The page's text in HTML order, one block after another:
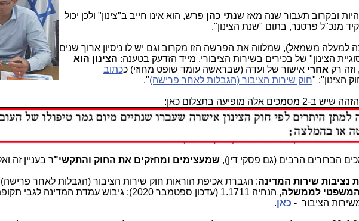
ובקרוב תעבור שנה מאז שנתי כהן פרש, הוא אינו חייב ב"צינון" ולכן יכול
מנכ"ל פרטנר, בתום "שנת הצינון".
למעלה משמאל), שמלווה את הפרשה הזו מקרוב וגם יש לו ניסיון ארוך שנים
הצינון" של בכירים בשירות הציבורי, מייד הזדעק בטענה: הצינון הוא
, וזה רק אחריאישור של ועדה (שבראשה עומד שופט מחוזי) ככתוב
הצינון": "חוק שירות הציבור (הגבלות לאחר פרישה)".
אלה מופיעה בתצלום כאן:
הברורים הרבים (גם פסקי דין),שמעצימים ומחזקים את החוק והתקשי"ר בעניין זה
נציבות שירות המדינה: הגברת אכיפת הוראות חוק שירות הציבור (הגבלות לאחר
המשפטי לממשלה
, הנחיה 1.1711 (עדכון ספטמבר 2020): גיבוש עמדת המדינה
הציבור - כאן.